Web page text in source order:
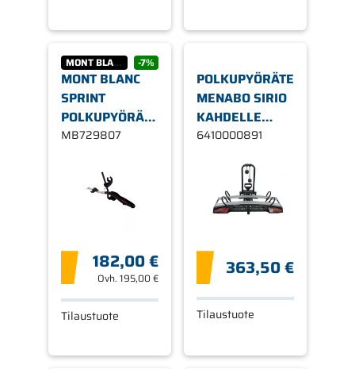
MONT BLANC -7%
MONT BLANC
SPRINT
POLKUPYÖRÄTELINE
KATOLLE
MB729807
182,00 €
Ovh. 195,00 €
Tilaustuote
POLKUPYÖRÄTELINE
MENABO SIRIO
KAHDELLE
PYÖRÄLLE
6410000891
363,50 €
Tilaustuote